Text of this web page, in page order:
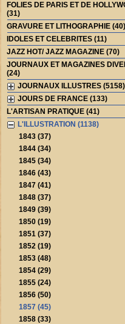
FOLIES DE PARIS ET DE
(31)
GRAVURE ET LITHOGRAPHIE (40)
IDOLES ET CELEBRITES (11)
JAZZ HOT/ JAZZ MAGAZINE (70)
JOURNAUX ET MAGAZINES
(24)
JOURNAUX ILLUSTRES (5158)
JOURS DE FRANCE (133)
L'ARTISAN PRATIQUE (41)
L'ILLUSTRATION (1138)
1843 (37)
1844 (34)
1845 (34)
1846 (43)
1847 (41)
1848 (37)
1849 (39)
1850 (19)
1851 (37)
1852 (19)
1853 (48)
1854 (29)
1855 (24)
1856 (50)
1857 (45)
1858 (33)